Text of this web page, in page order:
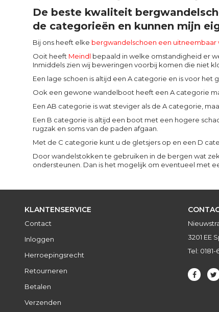
De beste kwaliteit
de categorieën en kunnen mijn
Bij ons heeft elke bergwandelschoen een uitneembaar
Ooit heeft Meindl bepaald in welke omstandigheid er
Inmiddels zien wij beweringen voorbij komen die niet
Een lage schoen is altijd een A categorie en is voor het
Ook een gewone wandelboot heeft een A categorie
Een AB categorie is wat steviger als de A categorie,
Een B categorie is altijd een boot met een hogere
rugzak en soms van de paden afgaan.
Met de C categorie kunt u de gletsjers op en een D
Door wandelstokken te gebruiken in de bergen wat
ondersteunen. Dan is het mogelijk om eventueel met
KLANTENSERVICE
Contact
Inloggen
Herroepingsrecht
Retourneren
Betalen
Verzenden
3201 EE
Tel: 0181-